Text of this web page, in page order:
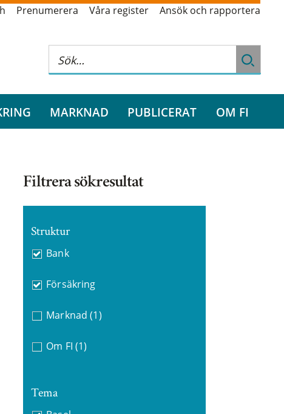
Prenumerera Våra register Ansök och rapportera
MARKNAD PUBLICERAT OM FI
Filtrera sökresultat
Struktur
Bank
Försäkring
Marknad (1)
Om FI (1)
Tema